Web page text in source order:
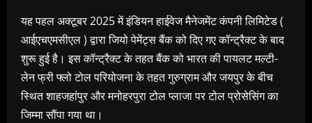
यह पहल अक्टूबर 2025 में इंडियन हाईवेज मैनेजमेंट कंपनी लिमिटेड (
आईएचएमसीएल ) द्वारा जियो पेमेंट्स बैंक को दिए गए कॉन्ट्रैक्ट के बाद
शुरू हुई है। इस कॉन्ट्रैक्ट के तहत बैंक को भारत की पायलट मल्टी-
लेन फ्री फ्लो टोल परियोजना के तहत गुरुग्राम और जयपुर के बीच
स्थित शाहजहांपुर और मनोहरपुरा टोल प्लाजा पर टोल प्रोसेसिंग का
जिम्मा सौंपा गया था।